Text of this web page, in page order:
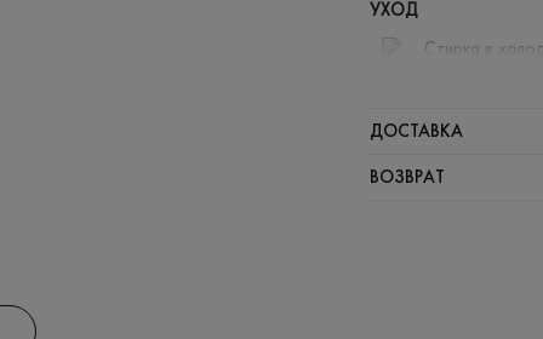
УХОД
Стирка в
ДОСТАВКА
ВОЗВРАТ